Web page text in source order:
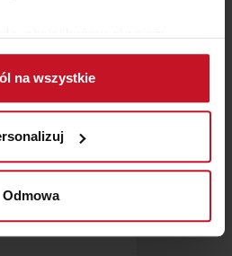
Twojej lokalizacji
nawet do kilku metrów
urządzenie, aktywnie
odcisk palca)
tego, jak Twoje osobiste
ustaw własne preferencje w
zgodę w dowolnej chwili.
na wszystkie
Odmowa